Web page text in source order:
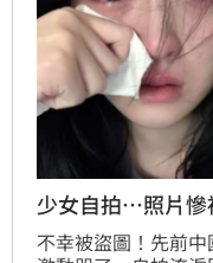
少女自拍…照片慘
不幸被盜圖！先前